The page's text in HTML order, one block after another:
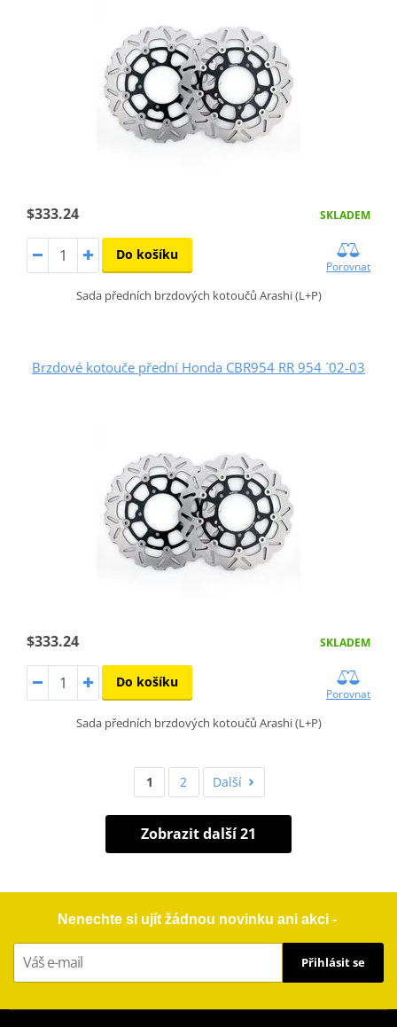
$333.24 SKLADEM
Do košíku
Porovnat
Sada předních brzdových kotoučů Arashi (L+P)
Brzdové kotouče přední Honda CBR954 RR 954 ´02-03
$333.24 SKLADEM
Do košíku
Porovnat
Sada předních brzdových kotoučů Arashi (L+P)
1 2 Další
Zobrazit další 21
Nenechte si ujít žádnou novinku ani akci -
Přihlásit se